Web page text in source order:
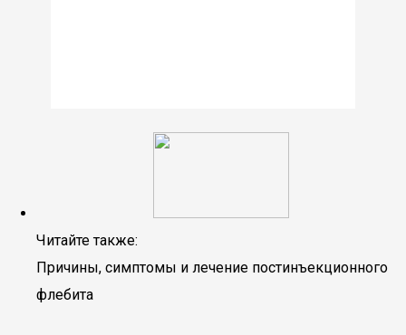
Читайте также:
Причины, симптомы и лечение постинъекционного
флебита